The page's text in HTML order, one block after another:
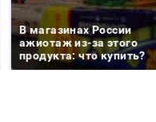
В магазинах России
ажиотаж из-за этого
продукта: что купить?